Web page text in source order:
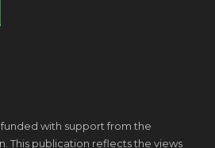
with support from the
This publication reflects the views